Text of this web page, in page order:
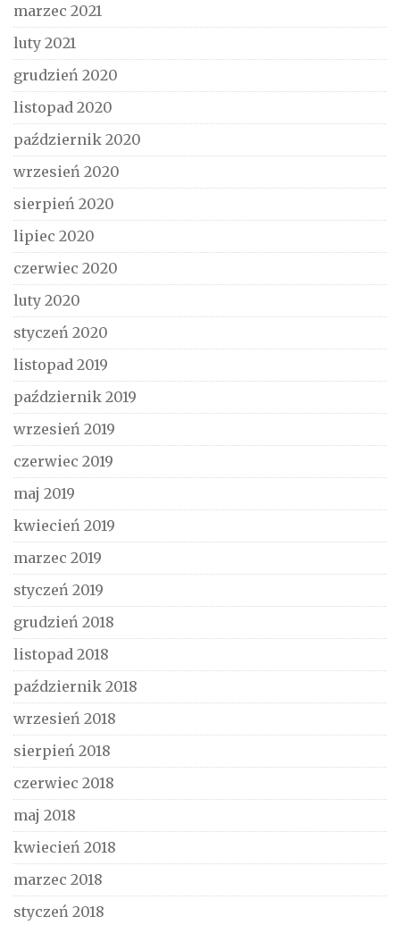
marzec 2021
luty 2021
grudzień 2020
listopad 2020
październik 2020
wrzesień 2020
sierpień 2020
lipiec 2020
czerwiec 2020
luty 2020
styczeń 2020
listopad 2019
październik 2019
wrzesień 2019
czerwiec 2019
maj 2019
kwiecień 2019
marzec 2019
styczeń 2019
grudzień 2018
listopad 2018
październik 2018
wrzesień 2018
sierpień 2018
czerwiec 2018
maj 2018
kwiecień 2018
marzec 2018
styczeń 2018